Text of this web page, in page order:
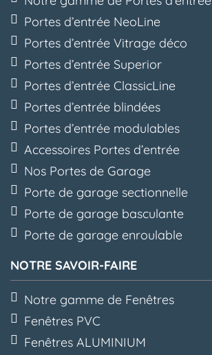
Portes d’entrée NeoLine
Portes d’entrée Vitrage déco
Portes d’entrée Superior
Portes d’entrée ClassicLine
Portes d’entrée blindées
Portes d’entrée modulables
Accessoires Portes d’entrée
Nos Portes de Garage
Porte de garage sectionnelle
Porte de garage basculante
Porte de garage enroulable
NOTRE SAVOIR-FAIRE
Notre gamme de Fenêtres
Fenêtres PVC
Fenêtres ALUMINIUM